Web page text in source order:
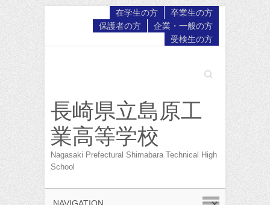
卒業生の方
在学生の方
企業・一般の方
保護者の方
受検生の方
Search
長崎県立島原工
業高等学校
Nagasaki Prefectural Shimabara Technical High
School